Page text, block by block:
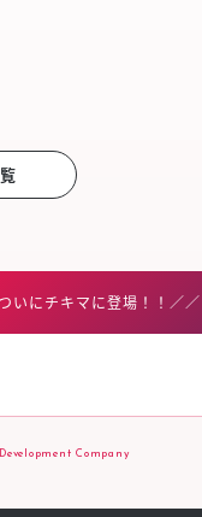
いにチキマに登場！！／／
Company